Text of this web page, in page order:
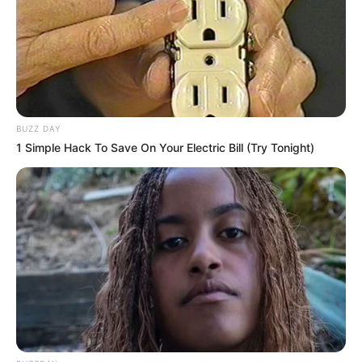
DSCHINGIS RANGER (3)revient après quelques ennuis de
santé, mais tout est rentré dans l’ordre selon son
entraîneur. Sa course de rentrée à Deauville dans un
Quinté+ a été extrêmement encourageante. Sixième ce
jour-là, il a montré qu’il restait encore parfaitement
compétitif à ce niveau.
On insiste sur plusieurs points forts. Sa forme est jugée
très bonne. La distance et la surface lui conviennent
pleinement. Son entourage évoque « tous les feux au vert
». Il n’a certes plus une grande marge depuis ses deux
succès estivaux, mais il conserve assez de ressources pour
espérer une place.
Mis au point dans une écurie en pleine réussite, il montre
des signes tangibles de montée en puissance. Il reste
capable de décrocher un accessit dans ce tournoi exigeant.
Sa solidité et son sérieux en font un outsider très crédible.
BUZZ DAY
1 Simple Hack To Save On Your Electric Bill (Try Tonight)